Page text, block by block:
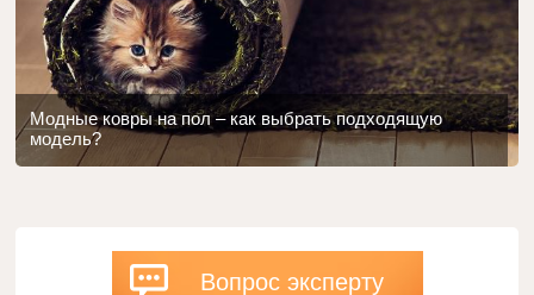
Модные ковры на пол – как выбрать подходящую
модель?
Вопрос эксперту